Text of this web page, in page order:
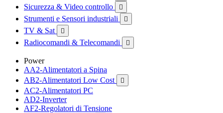
Sicurezza & Video controllo 
Strumenti e Sensori industriali 
TV & Sat 
Radiocomandi & Telecomandi 
Power
AA2-Alimentatori a Spina
AB2-Alimentatori Low Cost

AC2-Alimentatori PC
AD2-Inverter
AF2-Regolatori di Tensione